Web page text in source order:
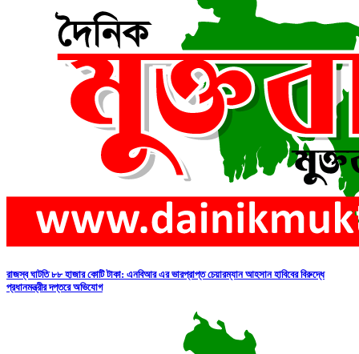
রাজস্ব ঘাটতি ৮৮ হাজার কোটি টাকা: এনবিআর এর ভারপ্রাপ্ত চেয়ারম্যান আহসান হাবিবের বিরুদ্ধে
প্রধানমন্ত্রীর দপ্তরে অভিযোগ